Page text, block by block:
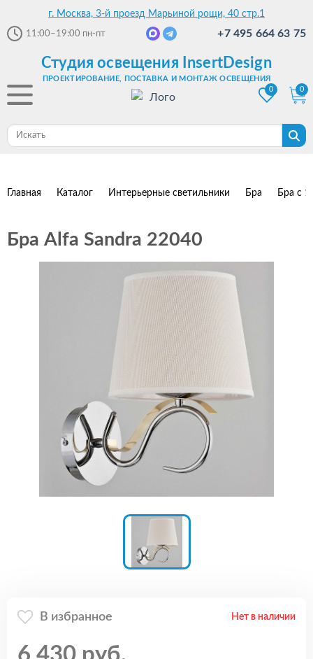
г. Москва, 3-й проезд Марьиной рощи, 40 стр.1
11:00–19:00 пн-пт +7 495 664 63 75
Студия освещения InsertDesign
ПРОЕКТИРОВАНИЕ, ПОСТАВКА И МОНТАЖ ОСВЕЩЕНИЯ
0
0
Главная Каталог Интерьерные светильники Бра Бра с
Бра Alfa Sandra 22040
В избранное Нет в наличии
6 430 руб.